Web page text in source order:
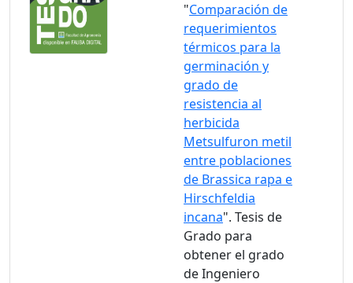
"Comparación de
requerimientos
térmicos para la
germinación y
grado de
resistencia al
herbicida
Metsulfuron metil
entre poblaciones
de Brassica rapa e
Hirschfeldia
incana". Tesis de
Grado para
obtener el grado
de Ingeniero